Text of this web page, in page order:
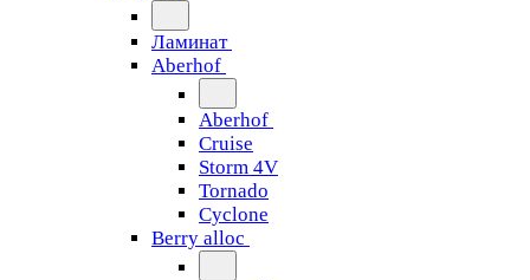
Ламинат
Aberhof
Aberhof
Cruise
Storm 4V
Tornado
Сyclone
Berry alloc